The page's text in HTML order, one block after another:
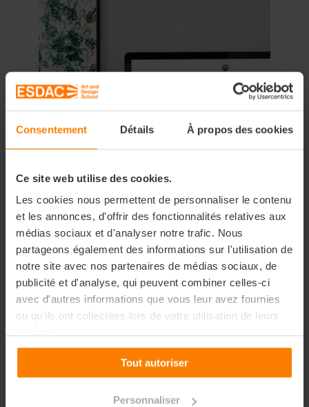
Consentement Détails À propos des cookies
Ce site web utilise des cookies.
Les cookies nous permettent de personnaliser le contenu
et les annonces, d'offrir des fonctionnalités relatives aux
médias sociaux et d'analyser notre trafic. Nous
partageons également des informations sur l'utilisation de
notre site avec nos partenaires de médias sociaux, de
publicité et d'analyse, qui peuvent combiner celles-ci
avec d'autres informations que vous leur avez fournies
ou qu'ils ont collectées lors de votre utilisation de leurs
Tout autoriser
Personnaliser